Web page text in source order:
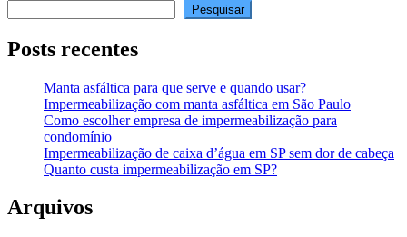
Pesquisar
Posts recentes
Manta asfáltica para que serve e quando usar?
Impermeabilização com manta asfáltica em São Paulo
Como escolher empresa de impermeabilização para
condomínio
Impermeabilização de caixa d’água em SP sem dor de cabeça
Quanto custa impermeabilização em SP?
Arquivos